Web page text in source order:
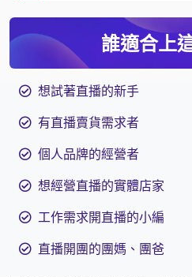
誰適合上
想試著直播的新手
有直播賣貨需求者
個人品牌的經營者
想經營直播的實體店家
工作需求開直播的小編
直播開團的團媽、團爸